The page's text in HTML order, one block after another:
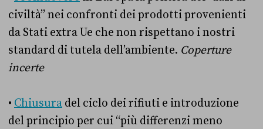
civiltà” nei confronti dei prodotti provenienti
da Stati extra Ue che non rispettano i nostri
standard di tutela dell’ambiente. Coperture
incerte
• Chiusura del ciclo dei rifiuti e introduzione
del principio per cui “più differenzi meno